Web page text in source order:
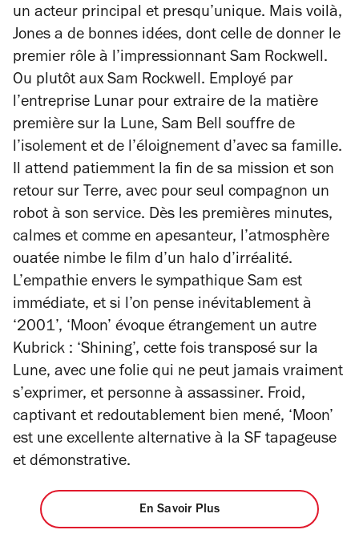
un acteur principal et presqu’unique. Mais voilà,
Jones a de bonnes idées, dont celle de donner le
premier rôle à l’impressionnant Sam Rockwell.
Ou plutôt auxSam Rockwell. Employé par
l’entreprise Lunar pour extraire de la matière
première sur la Lune, Sam Bell souffre de
l’isolement et de l’éloignement d’avec sa famille.
Il attend patiemment la fin de sa mission et son
retour sur Terre, avec pour seul compagnon un
robot à son service. Dès les premières minutes,
calmes et comme en apesanteur, l’atmosphère
ouatée nimbe le film d’un halo d’irréalité.
L’empathie envers le sympathique Sam est
immédiate, et si l’on pense inévitablement à
‘2001’, ‘Moon’ évoque étrangement un autre
Kubrick : ‘Shining’, cette fois transposé sur la
Lune, avec une folie qui ne peut jamais vraiment
s’exprimer, et personne à assassiner. Froid,
captivant et redoutablement bien mené, ‘Moon’
est une excellente alternative à la SF tapageuse
et démonstrative.
En Savoir Plus